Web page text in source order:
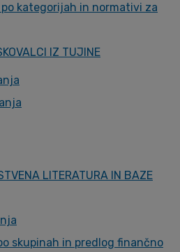
kategorijah in normativi za
IZ TUJINE
LITERATURA IN BAZE
skupinah in predlog finančno